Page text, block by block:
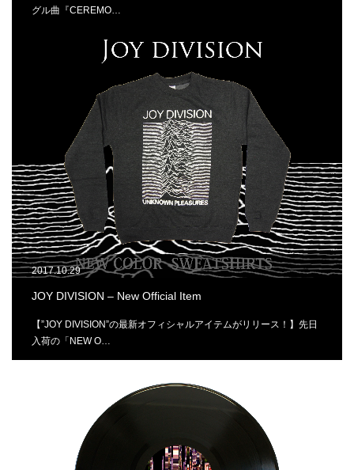
グル曲『CEREMO…
2017.10.29
JOY DIVISION – New Official Item
【”JOY DIVISION”の最新オフィシャルアイテムがリリース！】先日
入荷の「NEW O…